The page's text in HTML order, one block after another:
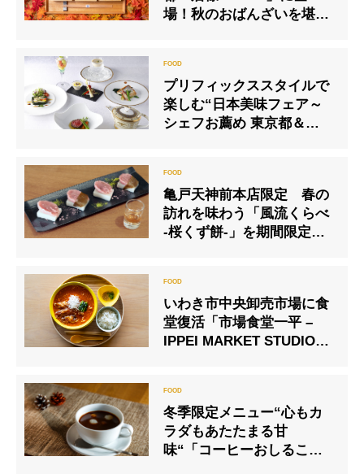
場！秋のおばんざいを堪能
プリフィックススタイルで
楽しむ“日本美味フェア～
シェフお薦め 東京都＆北海
亀戸天神前本店限定 春の
訪れを味わう「風流くらべ
-桜くず餅-」を期間限定で
いわき市中央卸売市場に食
堂復活「市場食堂一平 –
IPPEI MARKET STUDIO
冬季限定メニュー“心もカ
ラダもあたたまる甘
味“「コーヒーおしるこ」